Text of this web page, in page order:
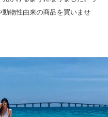
物性由来の商品を買いませ